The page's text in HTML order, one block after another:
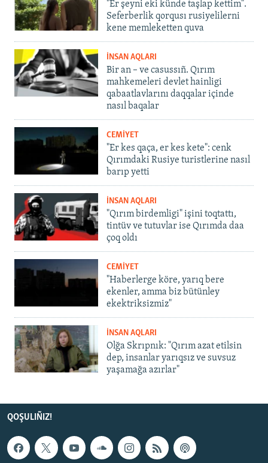
"Er şeyni eki künde taşlap kettim".
Seferberlik qorqusı rusiyelilerni
kene memleketten quva
İNSAN AQLARI
Bir an – ve casussıñ. Qırım
mahkemeleri devlet hainligi
qabaatlavlarını daqqalar içinde
nasıl baqalar
CEMİYET
"Er kes qaça, er kes kete": cenk
Qırımdaki Rusiye turistlerine nasıl
barıp yetti
İNSAN AQLARI
"Qırım birdemligi" işini toqtattı,
tintüv ve tutuvlar ise Qırımda daa
çoq oldı
CEMİYET
"Haberlerge köre, yarıq bere
ekenler, amma biz bütünley
ekektriksizmiz"
İNSAN AQLARI
Olğa Skrıpnık: "Qırım azat etilsin
dep, insanlar yarıqsız ve suvsuz
yaşamağa azırlar"
QOŞULIÑIZ!